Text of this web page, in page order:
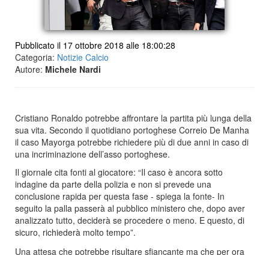
Pubblicato il 17 ottobre 2018 alle 18:00:28
Categoria: Notizie Calcio
Autore: Michele Nardi
Cristiano Ronaldo potrebbe affrontare la partita più lunga della
sua vita. Secondo il quotidiano portoghese Correio De Manha
il caso Mayorga potrebbe richiedere più di due anni in caso di
una incriminazione dell’asso portoghese.
Il giornale cita fonti al giocatore: “Il caso è ancora sotto
indagine da parte della polizia e non si prevede una
conclusione rapida per questa fase - spiega la fonte- In
seguito la palla passerà al pubblico ministero che, dopo aver
analizzato tutto, deciderà se procedere o meno. E questo, di
sicuro, richiederà molto tempo”.
Una attesa che potrebbe risultare sfiancante ma che per ora